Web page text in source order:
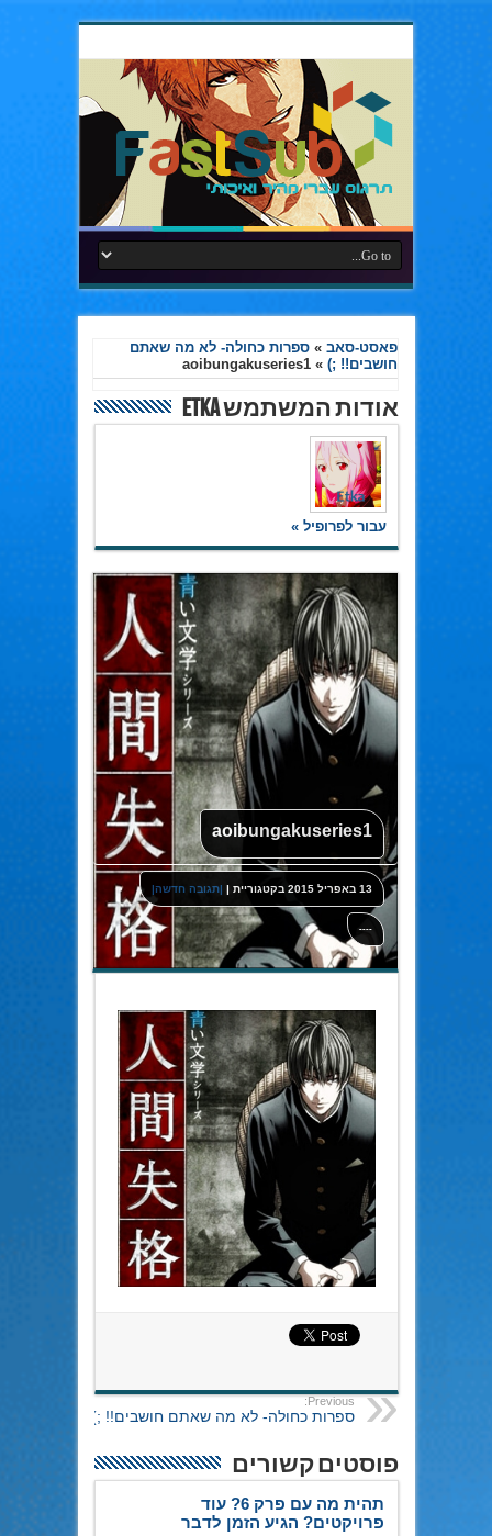
פאסט-סאב »ספרות כחולה- לא מה שאתם
חושבים!! ;) »
aoibungakuseries1
אודות המשתמש Etka
עבור לפרופיל »
aoibungakuseries1
13 באפריל 2015 בקטגוריית | |תגובה חדשה|
----
Previous:
ספרות כחולה- לא מה שאתם חושבים!! ;)
פוסטים קשורים
תהית מה עם פרק 6? עוד
פרויקטים? הגיע הזמן לדבר